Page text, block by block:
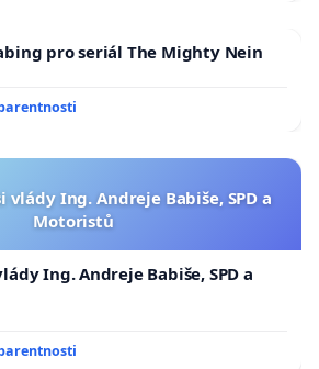
pro seriál The Mighty Nein
vlády Ing. Andreje Babiše, SPD a
Motoristů
Ing. Andreje Babiše, SPD a